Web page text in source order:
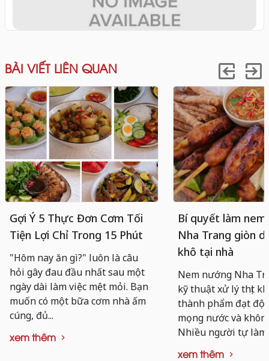
BÀI VIẾT LIÊN QUAN
Gợi Ý 5 Thực Đơn Cơm Tối
Tiện Lợi Chỉ Trong 15 Phút
"Hôm nay ăn gì?" luôn là câu
hỏi gây đau đầu nhất sau một
ngày dài làm việc mệt mỏi. Bạn
muốn có một bữa cơm nhà ấm
cúng, đủ...
xem thêm
Bí quyết làm
Nha Trang giòn
khô tại nhà
Nem nướng Nha
kỹ thuật xử lý thịt
thành phẩm đạt độ
mọng nước và
Nhiều người tự
xem thêm